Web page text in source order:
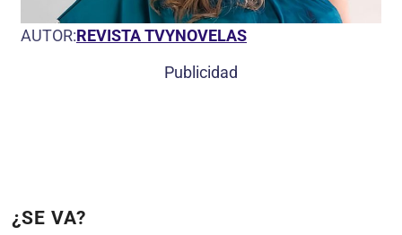
AUTOR:REVISTA TVYNOVELAS
Publicidad
¿SE VA?